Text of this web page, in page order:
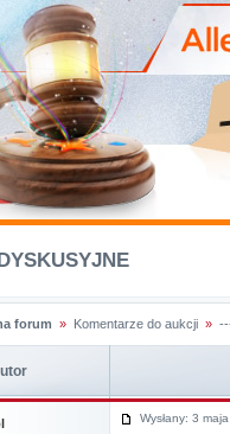
forum » Komentarze do aukcji »
Wysłany: 3